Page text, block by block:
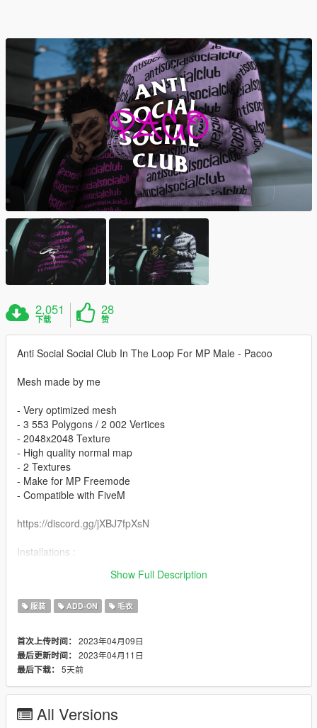
2,051
下载
28
赞
Anti Social Social Club In The Loop For MP Male - Pacoo
Mesh made by me
- Very optimized mesh
- 3 553 Polygons / 2 002 Vertices
- 2048x2048 Texture
- High quality normal map
- 2 Textures
- Make for MP Freemode
- Compatible with FiveM
https://discord.gg/jXBJ7fpXsN
Installations :
https://fr.gta5-mods.com/misc/mpclothes-addon-clothing-slots
Show Full Description
服装 ADD-ON 毛衣
首次上传时间： 2023年04月09日
最后更新时间： 2023年04月11日
最后下载： 5天前
All Versions